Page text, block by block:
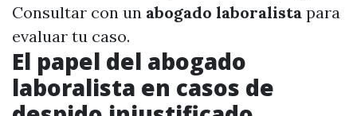
Consultar con un abogado laboralista para
evaluar tu caso.
El papel del abogado
laboralista en casos de